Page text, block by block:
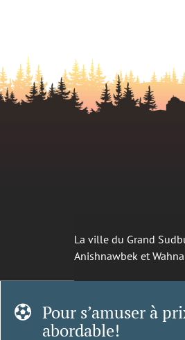
La ville du Grand
Anishnawbek et
Pour s’amuser à
abordable!